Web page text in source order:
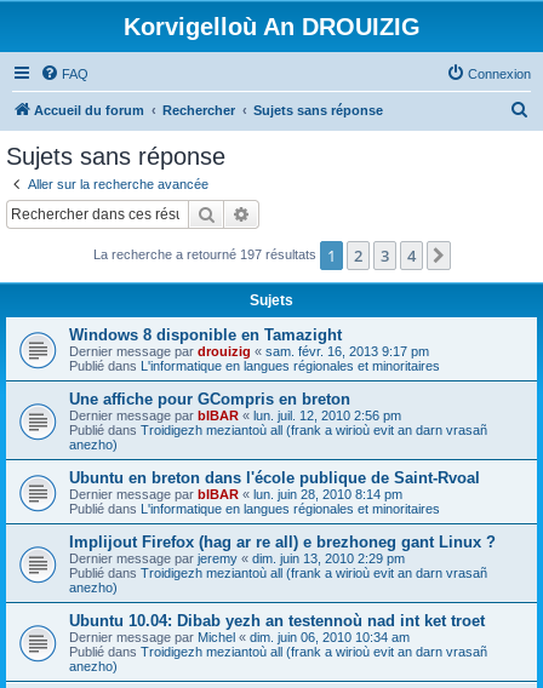
Korvigelloù An DROUIZIG
FAQ Connexion
Accueil du forum Rechercher Sujets sans réponse
c
Sujets sans réponse
Aller sur la recherche avancée
Rechercher
La recherche a retourné 197 résultats 1 2 3 4
Sujets
Windows 8 disponible en Tamazight
Dernier message par drouizig « sam. févr. 16, 2013 9:17 pm
Publié dans L'informatique en langues régionales et minoritaires
Une affiche pour GCompris en breton
Dernier message par bIBAR « lun. juil. 12, 2010 2:56 pm
Publié dans Troidigezh meziantoù all (frank a wirioù evit an darn vrasañ
anezho)
Ubuntu en breton dans l'école publique de Saint-Rvoal
Dernier message par bIBAR « lun. juin 28, 2010 8:14 pm
Publié dans L'informatique en langues régionales et minoritaires
Implijout Firefox (hag ar re all) e brezhoneg gant Linux ?
Dernier message par jeremy « dim. juin 13, 2010 2:29 pm
Publié dans Troidigezh meziantoù all (frank a wirioù evit an darn vrasañ
anezho)
Ubuntu 10.04: Dibab yezh an testennoù nad int ket troet
Dernier message par Michel « dim. juin 06, 2010 10:34 am
Publié dans Troidigezh meziantoù all (frank a wirioù evit an darn vrasañ
anezho)